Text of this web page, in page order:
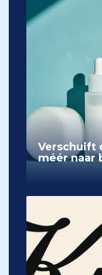
Verschuift
méér naar